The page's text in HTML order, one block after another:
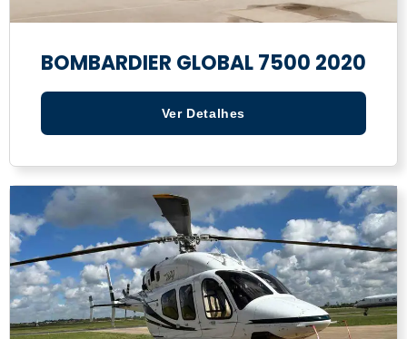
BOMBARDIER GLOBAL 7500 2020
Ver Detalhes